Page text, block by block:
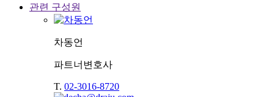
관련 구성원
차동언
파트너변호사
T. 02-3016-8720